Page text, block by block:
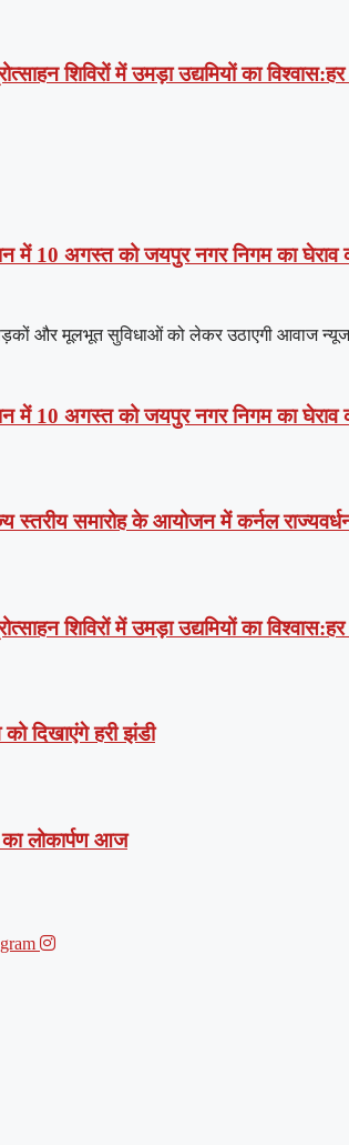
शिविरों में उमड़ा उद्यमियों का
में 10 अगस्त को जयपुर नगर निगम का घेराव
सड़कों और मूलभूत सुविधाओं को लेकर उठाएगी आवाज
में 10 अगस्त को जयपुर नगर निगम का घेराव
स्तरीय समारोह के आयोजन में कर्नल
शिविरों में उमड़ा उद्यमियों का
दिखाएंगे हरी झंडी
लोकार्पण आज